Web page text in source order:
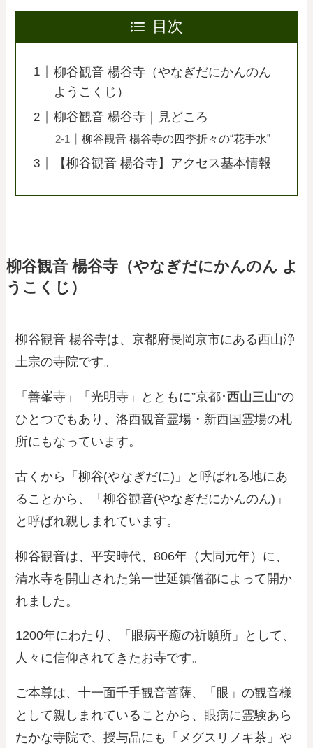
目次
柳谷観音 楊谷寺（やなぎだにかんのん
ようこくじ）
柳谷観音 楊谷寺｜見どころ
柳谷観音 楊谷寺の四季折々の“花手水”
【柳谷観音 楊谷寺】アクセス基本情報
柳谷観音 楊谷寺（やなぎだにかんのん よ
うこくじ）
柳谷観音 楊谷寺は、京都府長岡京市にある西山浄
土宗の寺院です。
「善峯寺」「光明寺」とともに”京都･西山三山“の
ひとつでもあり、洛西観音霊場・新西国霊場の札
所にもなっています。
古くから「柳谷(やなぎだに)」と呼ばれる地にあ
ることから、「柳谷観音(やなぎだにかんのん)」
と呼ばれ親しまれています。
柳谷観音は、平安時代、806年（大同元年）に、
清水寺を開山された第一世延鎮僧都によって開か
れました。
1200年にわたり、「眼病平癒の祈願所」として、
人々に信仰されてきたお寺です。
ご本尊は、十一面千手観音菩薩、「眼」の観音様
として親しまれていることから、眼病に霊験あら
たかな寺院で、授与品にも「メグスリノキ茶」や